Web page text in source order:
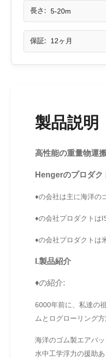
長さ: 5-20m
保証: 12ヶ月
製品説明
高性能の重量物運
Hengerのプロダク
♦の会社は主に海洋の
♦の会社プロダクトは
♦の会社プロダクトは
I.製品紹介
♦の紹介:
6000年前に、私達の
ムとログローリング
海洋のゴム製エアバ
水中工学浮力の援助